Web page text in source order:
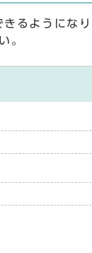
るようにな
。